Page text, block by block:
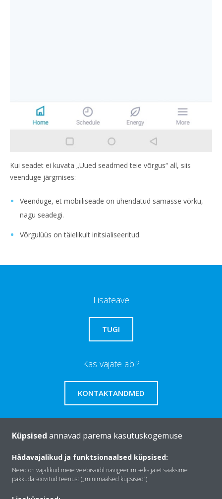
Kui seadet ei kuvata „Uued seadmed teie võrgus“ all, siis
veenduge järgmises:
Veenduge, et mobiiliseade on ühendatud samasse võrku,
nagu seadegi.
Võrgulüüs on täielikult initsialiseeritud.
Lisateave
TUGI
Kas vajate abi?
KONTAKTANDMED
Tutvustus Daikin
Küpsised annavad parema kasutuskogemuse
Hädavajalikud ja funktsionaalsed küpsised:
Need on vajalikud meie veebisaidil navigeerimiseks ja et saaksime
pakkuda soovitud teenust („minimaalsed küpsised“).